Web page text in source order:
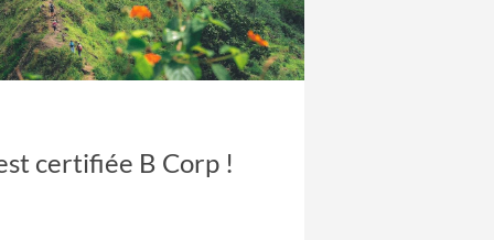
certifiée B Corp !